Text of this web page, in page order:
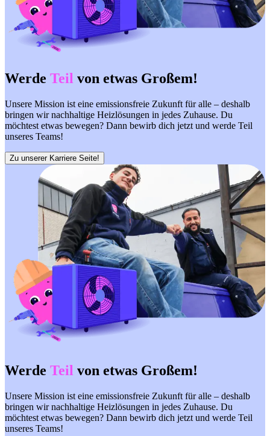
Werde Teil von etwas Großem!
Unsere Mission ist eine emissionsfreie Zukunft für alle – deshalb
bringen wir nachhaltige Heizlösungen in jedes Zuhause. Du
möchtest etwas bewegen? Dann bewirb dich jetzt und werde Teil
unseres Teams!
Zu unserer Karriere Seite!
Werde Teil von etwas Großem!
Unsere Mission ist eine emissionsfreie Zukunft für alle – deshalb
bringen wir nachhaltige Heizlösungen in jedes Zuhause. Du
möchtest etwas bewegen? Dann bewirb dich jetzt und werde Teil
unseres Teams!